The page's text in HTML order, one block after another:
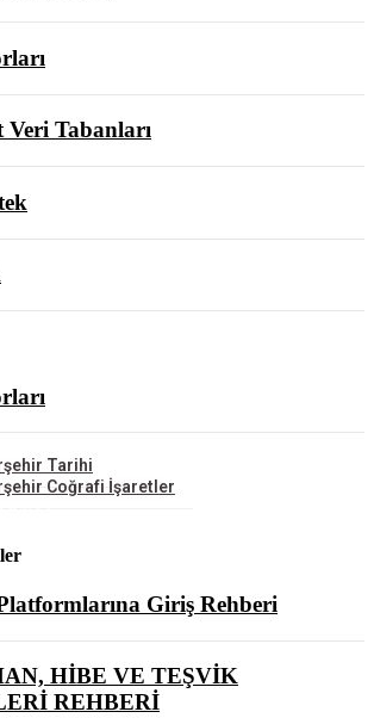
Veri Tabanları
Tarihi
Coğrafi İşaretler
Giriş Rehberi
HİBE VE TEŞVİK
REHBERİ